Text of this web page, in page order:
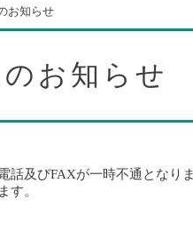
お知らせ
お知らせ
及びFAXが一時不通となりま
す。